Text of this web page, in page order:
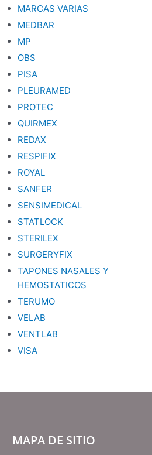
MARCAS VARIAS
MEDBAR
MP
OBS
PISA
PLEURAMED
PROTEC
QUIRMEX
REDAX
RESPIFIX
ROYAL
SANFER
SENSIMEDICAL
STATLOCK
STERILEX
SURGERYFIX
TAPONES NASALES Y
HEMOSTATICOS
TERUMO
VELAB
VENTLAB
VISA
MAPA DE SITIO